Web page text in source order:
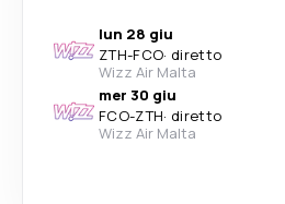
lun 28 giu
ZTH-FCO· diretto
Wizz Air Malta
mer 30 giu
FCO-ZTH· diretto
Wizz Air Malta